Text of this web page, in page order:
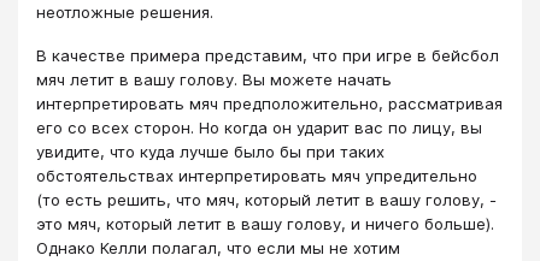
неотложные решения.
В качестве примера представим, что при игре в бейсбол
мяч летит в вашу голову. Вы можете начать
интерпретировать мяч предположительно, рассматривая
его со всех сторон. Но когда он ударит вас по лицу, вы
увидите, что куда лучше было бы при таких
обстоятельствах интерпретировать мяч упредительно
(то есть решить, что мяч, который летит в вашу голову, -
это мяч, который летит в вашу голову, и ничего больше).
Однако Келли полагал, что если мы не хотим